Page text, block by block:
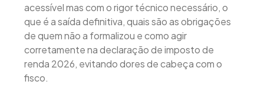
acessível mas com o rigor técnico necessário, o
que é a saída definitiva, quais são as obrigações
de quem não a formalizou e como agir
corretamente na declaração de imposto de
renda 2026, evitando dores de cabeça com o
fisco.